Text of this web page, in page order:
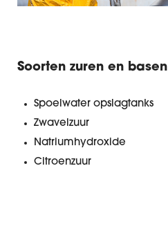
Soorten zuren en basen
Spoelwater opslagtanks
Zwavelzuur
Natriumhydroxide
Citroenzuur